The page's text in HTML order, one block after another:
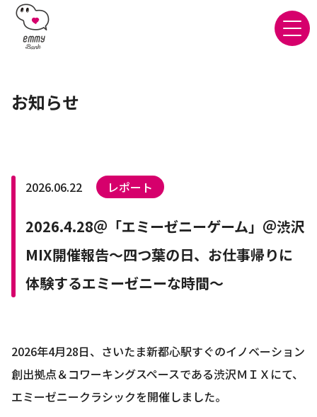
お知らせ
2026.06.22 レポート
2026.4.28＠「エミーゼニーゲーム」＠渋沢
MIX開催報告～四つ葉の日、お仕事帰りに
体験するエミーゼニーな時間～
2026年4月28日、さいたま新都心駅すぐのイノベーション
創出拠点＆コワーキングスペースである渋沢ＭＩＸにて、
エミーゼニークラシックを開催しました。